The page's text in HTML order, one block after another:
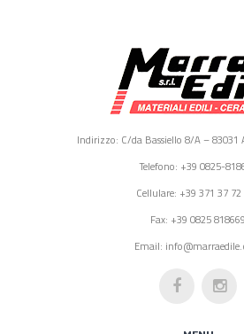
Indirizzo: C/da Bassiello 8/A – 83031
Telefono: +39 0825-
Cellulare: +39 371 37 72
Fax: +39 0825 818669
Email: